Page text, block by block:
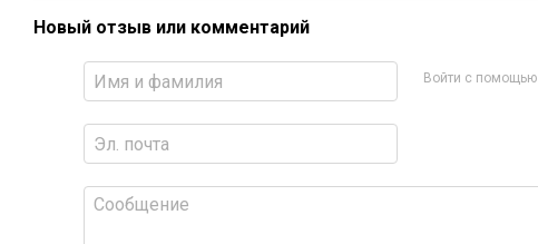
Новый отзыв или комментарий
Войти с помощью